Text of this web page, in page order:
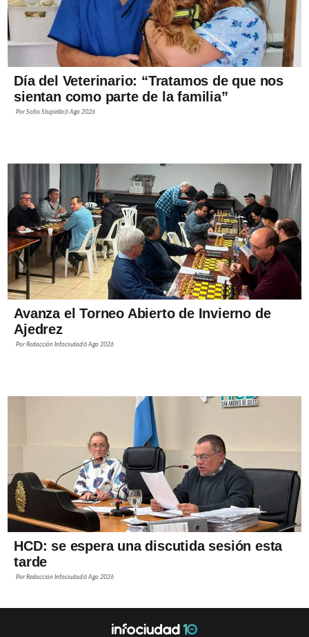
Día del Veterinario: “Tratamos de que nos
sientan como parte de la familia”
PorSofía Stupiello6 Ago 2026
Avanza el Torneo Abierto de Invierno de
Ajedrez
PorRedacción Infociudad6 Ago 2026
HCD: se espera una discutida sesión esta
tarde
PorRedacción Infociudad6 Ago 2026